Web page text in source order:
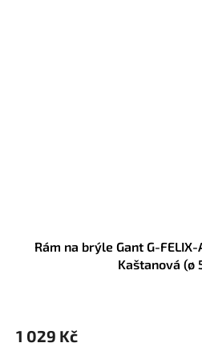
Rám na brýle Gant G-
Kaštanová (ø
1 029 Kč